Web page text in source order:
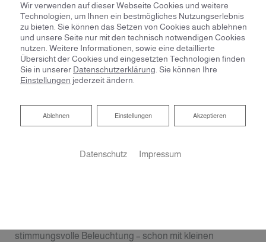
Fresh-up für Ihr Bad von
Leibelt GmbH
stimmungsvolle Beleuchtung – schon mit kleinen
Wir verwenden auf dieser Webseite Cookies und weitere
Technologien, um Ihnen ein bestmögliches Nutzungserlebnis
zu bieten. Sie können das Setzen von Cookies auch ablehnen
und unsere Seite nur mit den technisch notwendigen Cookies
nutzen. Weitere Informationen, sowie eine detaillierte
Übersicht der Cookies und eingesetzten Technologien finden
Sie in unserer Datenschutzerklärung . Sie können Ihre
Einstellungen jederzeit ändern.
Akzeptieren
Einstellungen
Ablehnen
Ablehnen
Datenschutz Impressum